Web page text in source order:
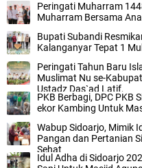
Peringati Muharram
Muharram Bersama
Bupati Subandi
Kalanganyar Tepat 1
Peringati Tahun Baru
Muslimat Nu se-
Ustadz Das`ad Latif,
PKB Berbagi, DPC PKB
ekor Kambing Untuk
Wabup Sidoarjo, Mimik
Pangan dan Pertanian
Sehat
Idul Adha di Sidoarjo